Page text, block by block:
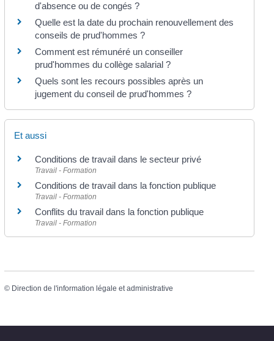
d'absence ou de congés ?
Quelle est la date du prochain renouvellement des
conseils de prud'hommes ?
Comment est rémunéré un conseiller
prud'hommes du collège salarial ?
Quels sont les recours possibles après un
jugement du conseil de prud'hommes ?
Et aussi
Conditions de travail dans le secteur privé
Travail - Formation
Conditions de travail dans la fonction publique
Travail - Formation
Conflits du travail dans la fonction publique
Travail - Formation
© Direction de l'information légale et administrative